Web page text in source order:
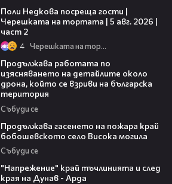
Поли Недкова посреща гости |
Черешката на тортата | 5 авг. 2026 |
част 2
4 Черешката на тортата
Продължава работата по
изясняването на детайлите около
дрона, който се взриви на българска
територия
Събуди се
Продължава гасенето на пожара край
бобошевското село Висока могила
Събуди се
"Напрежение" край тъчлинията и след
края на Дунав - Арда